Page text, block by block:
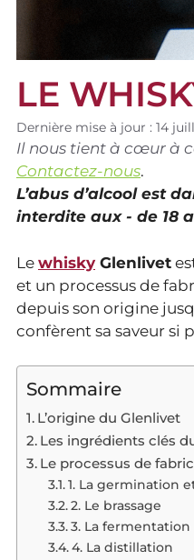
LE
Dernière mise à jour : 14
Il nous tient à cœur à
Contactez-nous.
L’abus d’alcool est
interdite aux - de 18
Le whisky Glenlivet
et un processus de
depuis son origine
confèrent sa saveur si
Sommaire
L’origine du Glenlivet
Les ingrédients clés
Le processus de
1. La germination
2. Le brassage
3. La fermentation
4. La distillation